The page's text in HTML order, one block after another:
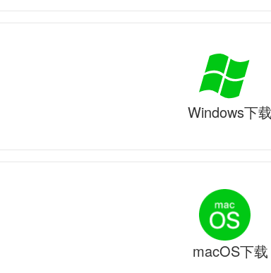
Windows下载
macOS下载